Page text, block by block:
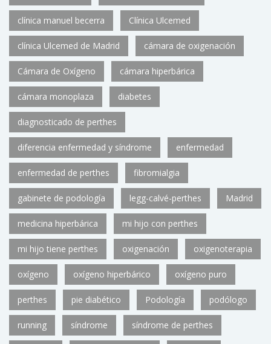
clínica manuel becerra Clínica Ulcemed
clínica Ulcemed de Madrid cámara de oxigenación
Cámara de Oxígeno cámara hiperbárica
cámara monoplaza diabetes
diagnosticado de perthes
diferencia enfermedad y síndrome enfermedad
enfermedad de perthes fibromialgia
gabinete de podología legg-calvé-perthes Madrid
medicina hiperbárica mi hijo con perthes
mi hijo tiene perthes oxigenación oxigenoterapia
oxígeno oxígeno hiperbárico oxígeno puro
perthes pie diabético Podología podólogo
running síndrome síndrome de perthes